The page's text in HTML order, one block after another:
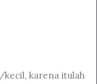
kecil, karena itulah